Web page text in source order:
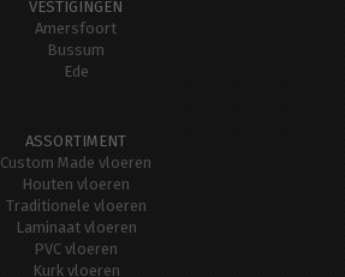
VESTIGINGEN
Amersfoort
Bussum
Ede
ASSORTIMENT
Custom Made vloeren
Houten vloeren
Traditionele vloeren
Laminaat vloeren
PVC vloeren
Kurk vloeren